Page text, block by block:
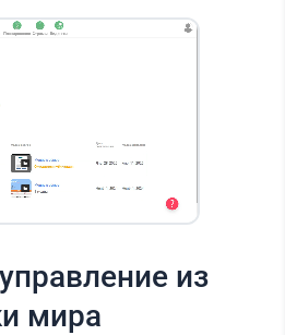
из
мира